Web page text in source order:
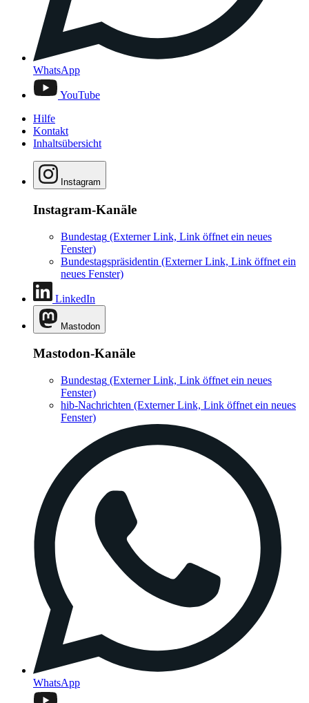
WhatsApp
YouTube
Hilfe
Kontakt
Inhaltsübersicht
Instagram
Instagram-Kanäle
Bundestag (Externer Link, Link öffnet ein neues
Fenster)
Bundestagspräsidentin (Externer Link, Link öffnet ein
neues Fenster)
LinkedIn
Mastodon
Mastodon-Kanäle
Bundestag (Externer Link, Link öffnet ein neues
Fenster)
hib-Nachrichten (Externer Link, Link öffnet ein neues
Fenster)
WhatsApp